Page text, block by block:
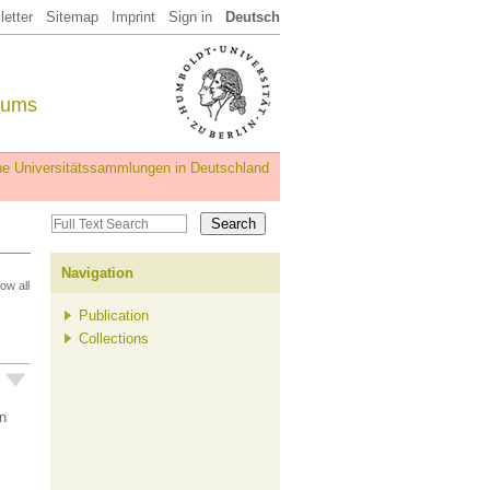
Sitemap Imprint Sign in Deutsch
Universitätssammlungen in Deutschland
all
Navigation
Publication
Collections